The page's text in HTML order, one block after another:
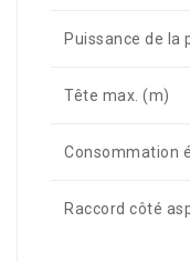
Puissance de la
Tête max. (m)
Consommation
Raccord côté